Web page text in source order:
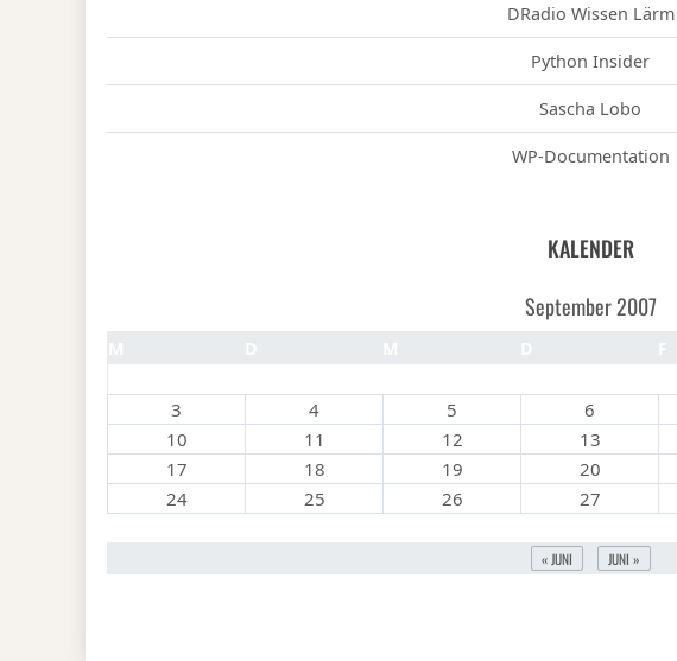
DRadio Wissen Lärm
Python Insider
Sascha Lobo
WP-Documentation
KALENDER
September 2007
3
4 5 6
10
11 12 13
17
18 19 20
24
25 26 27
« JUNI JUNI »